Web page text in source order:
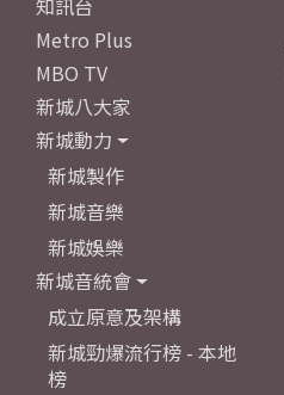
知訊台
Metro Plus
MBO TV
新城八大家
新城動力
新城製作
新城音樂
新城娛樂
新城音統會
成立原意及架構
新城勁爆流行榜 - 本地
榜